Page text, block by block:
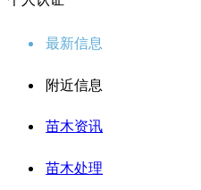
最新信息
附近信息
苗木资讯
苗木处理